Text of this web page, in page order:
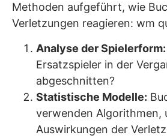
Methoden aufgeführt, wie
Verletzungen reagieren: wm
Analyse der Spielerform:
Ersatzspieler in der
abgeschnitten?
Statistische Modelle:
verwenden Algorithmen,
Auswirkungen der